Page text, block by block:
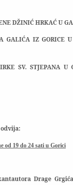
DŽINIĆ HRKAĆ U
GALIĆA IZ GORICE
SV. STJEPANA
od 19 do 24 sati u Gorici
Drage